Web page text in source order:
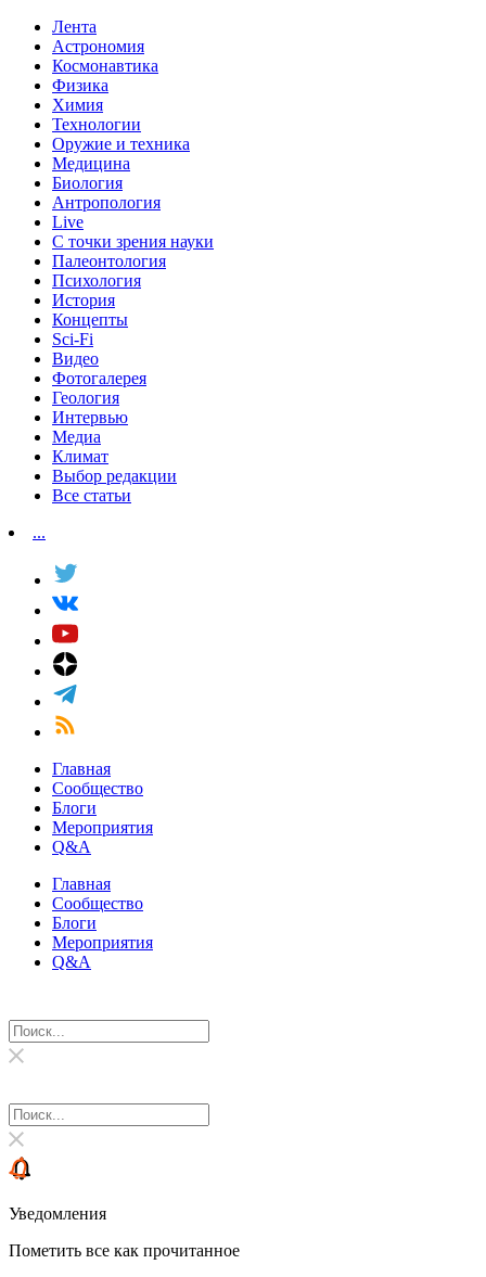
Лента
Астрономия
Космонавтика
Физика
Химия
Технологии
Оружие и техника
Медицина
Биология
Антропология
Live
С точки зрения науки
Палеонтология
Психология
История
Концепты
Sci-Fi
Видео
Фотогалерея
Геология
Интервью
Медиа
Климат
Выбор редакции
Все статьи
...
Главная
Сообщество
Блоги
Мероприятия
Q&A
Главная
Сообщество
Блоги
Мероприятия
Q&A
Уведомления
Пометить все как прочитанное